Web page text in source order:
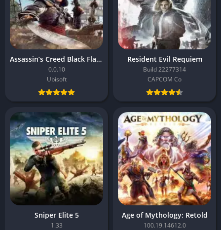
Assassin’s Creed Black Flag Resynced
0.0.10
Ubisoft
Resident Evil Requiem
Build 22277314
CAPCOM Co
Sniper Elite 5
1.33
Age of Mythology: Retold
100.19.14612.0